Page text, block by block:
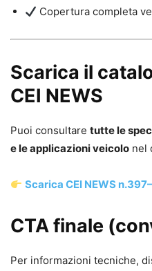
Copertura completa
Scarica il
CEI NEWS
Puoi consultare tutte le
e le applicazioni veicolo nel
Scarica CEI NEWS
CTA finale
Per informazioni tecniche,